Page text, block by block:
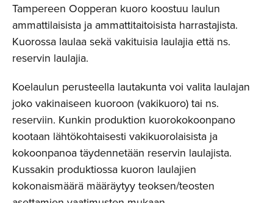
Tampereen Oopperan kuoro koostuu laulun
ammattilaisista ja ammattitaitoisista harrastajista.
Kuorossa laulaa sekä vakituisia laulajia että ns.
reservin laulajia.
Koelaulun perusteella lautakunta voi valita laulajan
joko vakinaiseen kuoroon (vakikuoro) tai ns.
reserviin. Kunkin produktion kuorokokoonpano
kootaan lähtökohtaisesti vakikuorolaisista ja
kokoonpanoa täydennetään reservin laulajista.
Kussakin produktiossa kuoron laulajien
kokonaismäärä määräytyy teoksen/teosten